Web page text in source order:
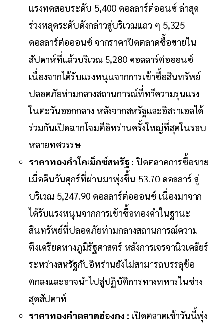
แรงทดสอบระดับ 5,400 ดอลลาร์ต่ออนซ์ ล่าสุด
ร่วงหลุดระดับดังกล่าวสู่บริเวณแถว ๆ 5,325
ดอลลาร์ต่อออนซ์ จากราคาปิดตลาดซื้อขายใน
สัปดาห์ที่แล้วบริเวณ 5,280 ดอลลาร์ต่อออนซ์
เนื่องจากได้รับแรงหนุนจากการเข้าซื้อสินทรัพย์
ปลอดภัยท่ามกลางสถานการณ์ที่ทวีความรุนแรง
ในตะวันออกกลาง หลังจากสหรัฐและอิสราเอลได้
ร่วมกันเปิดฉากโจมตีอิหร่านครั้งใหญ่ที่สุดในรอบ
หลายทศวรรษ
ราคาทองคำโคเม็กซ์สหรัฐ : ปิดตลาดการซื้อขาย
เมื่อคืนวันศุกร์ที่ผ่านมาพุ่งขึ้น 53.70 ดอลลาร์ สู่
บริเวณ 5,247.90 ดอลลาร์ต่อออนซ์ เนื่องมาจาก
ได้รับแรงหนุนจากการเข้าซื้อทองคำในฐานะ
สินทรัพย์ที่ปลอดภัยท่ามกลางสถานการณ์ความ
ตึงเครียดทางภูมิรัฐศาสตร์ หลังการเจรจานิวเคลียร์
ระหว่างสหรัฐกับอิหร่านยังไม่สามารถบรรลุข้อ
ตกลงและอาจนำไปสู่ปฏิบัติการทางทหารในช่วง
สุดสัปดาห์
ราคาทองคำตลาดฮ่องกง : เปิดตลาดเช้าวันนี้พุ่ง